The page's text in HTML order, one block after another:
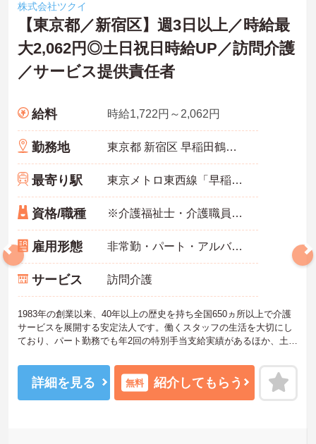
株式会社ツクイ
【東京都／新宿区】週3日以上／時給最
大2,062円◎土日祝日時給UP／訪問介護
／サービス提供責任者
給料 時給1,722円～2,062円
勤務地 東京都 新宿区 早稲田鶴巻町518番1 第8IKビル 4F・5F 401号室
最寄り駅 東京メトロ東西線「早稲田(メトロ)駅」徒歩4分
資格/職種 ※介護福祉士・介護職員実務者研修・ホームヘルパー1級・介護職員基礎研修 いずれか必須 ■経験：不問
雇用形態 非常勤・パート・アルバイト
サービス 訪問介護
1983年の創業以来、40年以上の歴史を持ち全国650ヵ所以上で介護
サービスを展開する安定法人です。働くスタッフの生活を大切にし
ており、パート勤務でも年2回の特別手当支給実績があるほか、土日
手厚いサポートを用意しています。「くるみん」認定企業として週3
日からの柔軟なシフトに対応し、ご家庭と両立しながら無理なく活
躍できます。髪色やネイルも自由で個性を尊重する社風のため、の
詳細を見る 無料 紹介してもらう